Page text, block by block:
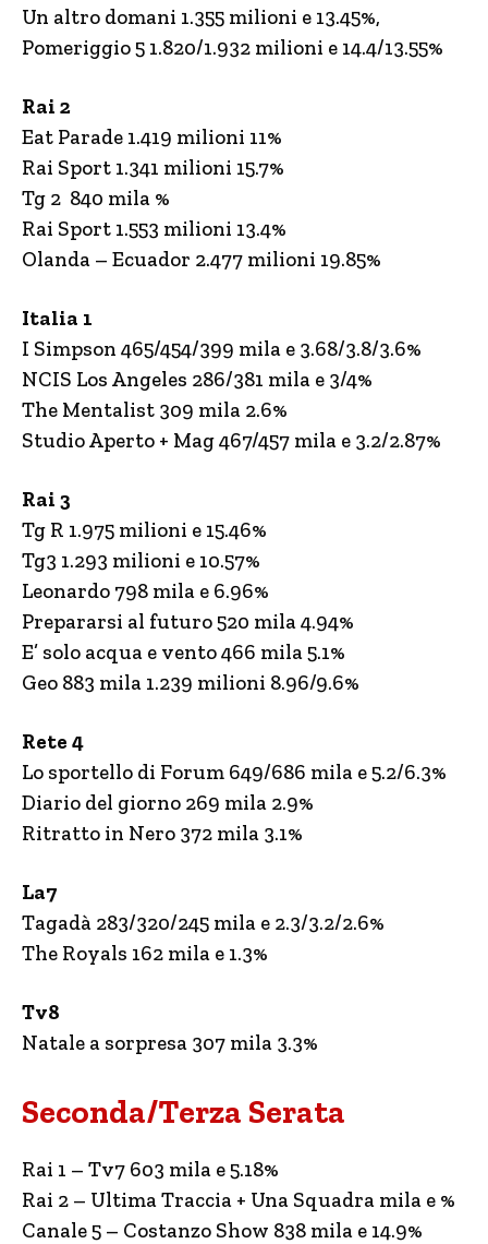
Un altro domani 1.355 milioni e 13.45%,
Pomeriggio 5 1.820/1.932 milioni e 14.4/13.55%
Rai 2
Eat Parade 1.419 milioni 11%
Rai Sport 1.341 milioni 15.7%
Tg 2 840 mila %
Rai Sport 1.553 milioni 13.4%
Olanda – Ecuador 2.477 milioni 19.85%
Italia 1
I Simpson 465/454/399 mila e 3.68/3.8/3.6%
NCIS Los Angeles 286/381 mila e 3/4%
The Mentalist 309 mila 2.6%
Studio Aperto + Mag 467/457 mila e 3.2/2.87%
Rai 3
Tg R 1.975 milioni e 15.46%
Tg3 1.293 milioni e 10.57%
Leonardo 798 mila e 6.96%
Prepararsi al futuro 520 mila 4.94%
E’ solo acqua e vento 466 mila 5.1%
Geo 883 mila 1.239 milioni 8.96/9.6%
Rete 4
Lo sportello di Forum 649/686 mila e 5.2/6.3%
Diario del giorno 269 mila 2.9%
Ritratto in Nero 372 mila 3.1%
La7
Tagadà 283/320/245 mila e 2.3/3.2/2.6%
The Royals 162 mila e 1.3%
Tv8
Natale a sorpresa 307 mila 3.3%
Seconda/Terza Serata
Rai 1 – Tv7 603 mila e 5.18%
Rai 2 – Ultima Traccia + Una Squadra mila e %
Canale 5 – Costanzo Show 838 mila e 14.9%